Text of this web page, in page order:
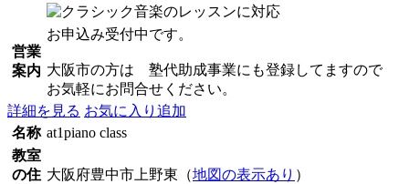
営業
案内
お申込み受付中です。
大阪市の方は 塾代助成事業にも登録してますので
お気軽にお問合せください。
詳細を見る お気に入り追加
名称 at1piano class
教室
の住 大阪府豊中市上野東（地図の表示あり ）